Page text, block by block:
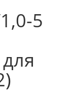
5